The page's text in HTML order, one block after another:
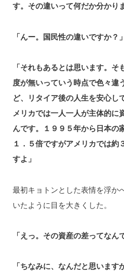
す。その違いって何だか分かり
「んー。国民性の違いですか？」
「それもあるとは思います。
度が無いっていう時点で色々違
ど、リタイア後の人生を安心し
メリカでは一人一人が主体的に
んです。１９９５年から日本の
１．５倍ですがアメリカでは約
すよ」
最初キョトンとした表情を浮か
いたように目を大きくした。
「えっ。その資産の差ってなん
「ちなみに、なんだと思います